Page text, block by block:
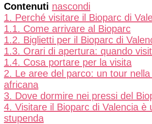
Contenuti nascondi
1. Perché visitare il Bioparc di
1.1. Come arrivare al Bioparc
1.2. Biglietti per il Bioparc di
1.3. Orari di apertura: quando
1.4. Cosa portare per la visita
2. Le aree del parco: un tour
africana
3. Dove dormire nei pressi del
4. Visitare il Bioparc di Valencia è
stupenda